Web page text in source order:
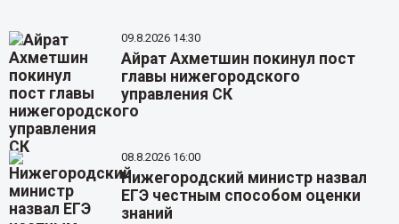
09.8.2026 14:30
Айрат Ахметшин покинул пост
главы нижегородского
управления СК
08.8.2026 16:00
Нижегородский министр назвал
ЕГЭ честным способом оценки
знаний